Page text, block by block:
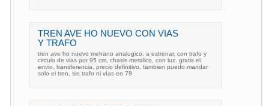
TREN AVE HO NUEVO CON VIAS
Y TRAFO
tren ave ho nuevo mehano analogico, a estrenar, con trafo y
circulo de vias por 95 cm, chasis metalico, con luz. gratis el
envio, transferencia, precio definitivo, tambien puedo mandar
solo el tren, sin trafo ni vías en 79